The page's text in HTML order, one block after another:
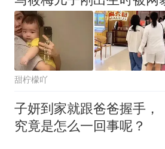
甜柠檬吖
子妍到家就跟爸爸握手，
究竟是怎么一回事呢？